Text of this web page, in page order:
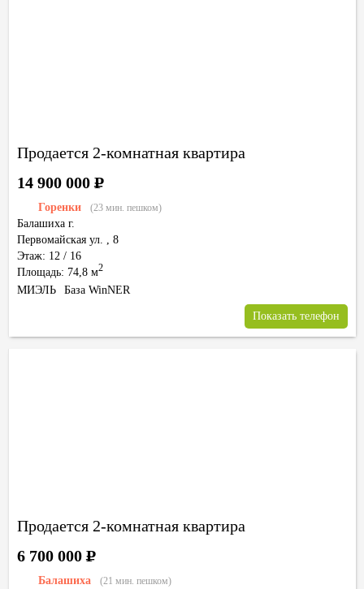
Продается 2-комнатная квартира
Горенки (23 мин. пешком)
Балашиха г.
Первомайская ул. , 8
Этаж: 12 / 16
Площадь: 74,8 м2
14 900 000Р
МИЭЛЬ База WinNER
Показать телефон
Продается 2-комнатная квартира
Балашиха (21 мин. пешком)
6 700 000Р